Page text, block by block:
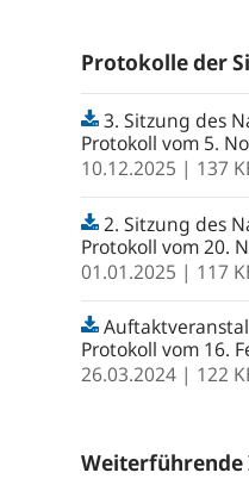
Protokolle der
3. Sitzung des
Protokoll vom 5.
10.12.2025 | 137
2. Sitzung des
Protokoll vom 20.
01.01.2025 | 117
Protokoll vom 16.
26.03.2024 | 122